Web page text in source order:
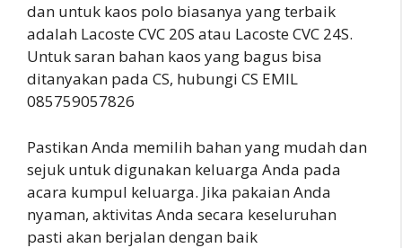
dan untuk kaos polo biasanya yang terbaik
adalah Lacoste CVC 20S atau Lacoste CVC 24S.
Untuk saran bahan kaos yang bagus bisa
ditanyakan pada CS, hubungi CS EMIL
085759057826
Pastikan Anda memilih bahan yang mudah dan
sejuk untuk digunakan keluarga Anda pada
acara kumpul keluarga. Jika pakaian Anda
nyaman, aktivitas Anda secara keseluruhan
pasti akan berjalan dengan baik